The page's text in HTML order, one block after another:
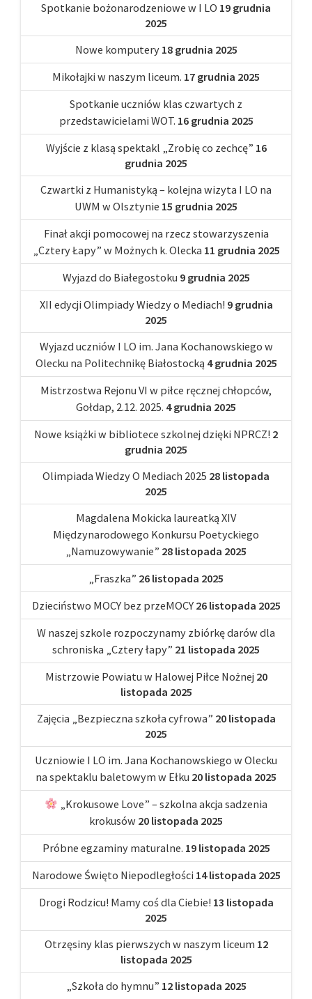
Spotkanie bożonarodzeniowe w I LO 19 grudnia
2025
Nowe komputery 18 grudnia 2025
Mikołajki w naszym liceum. 17 grudnia 2025
Spotkanie uczniów klas czwartych z
przedstawicielami WOT. 16 grudnia 2025
Wyjście z klasą spektakl „Zrobię co zechcę” 16
grudnia 2025
Czwartki z Humanistyką – kolejna wizyta I LO na
UWM w Olsztynie 15 grudnia 2025
Finał akcji pomocowej na rzecz stowarzyszenia
„Cztery Łapy” w Możnych k. Olecka 11 grudnia 2025
Wyjazd do Białegostoku 9 grudnia 2025
XII edycji Olimpiady Wiedzy o Mediach! 9 grudnia
2025
Wyjazd uczniów I LO im. Jana Kochanowskiego w
Olecku na Politechnikę Białostocką 4 grudnia 2025
Mistrzostwa Rejonu VI w piłce ręcznej chłopców,
Gołdap, 2.12. 2025. 4 grudnia 2025
Nowe książki w bibliotece szkolnej dzięki NPRCZ! 2
grudnia 2025
Olimpiada Wiedzy O Mediach 2025 28 listopada
2025
Magdalena Mokicka laureatką XIV
Międzynarodowego Konkursu Poetyckiego
„Namuzowywanie” 28 listopada 2025
„Fraszka” 26 listopada 2025
Dzieciństwo MOCY bez przeMOCY 26 listopada 2025
W naszej szkole rozpoczynamy zbiórkę darów dla
schroniska „Cztery łapy” 21 listopada 2025
Mistrzowie Powiatu w Halowej Piłce Nożnej 20
listopada 2025
Zajęcia „Bezpieczna szkoła cyfrowa” 20 listopada
2025
Uczniowie I LO im. Jana Kochanowskiego w Olecku
na spektaklu baletowym w Ełku 20 listopada 2025
„Krokusowe Love” – szkolna akcja sadzenia
krokusów 20 listopada 2025
Próbne egzaminy maturalne. 19 listopada 2025
Narodowe Święto Niepodległości 14 listopada 2025
Drogi Rodzicu! Mamy coś dla Ciebie! 13 listopada
2025
Otrzęsiny klas pierwszych w naszym liceum 12
listopada 2025
„Szkoła do hymnu” 12 listopada 2025